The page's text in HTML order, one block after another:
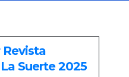
Revista
Suerte 2025